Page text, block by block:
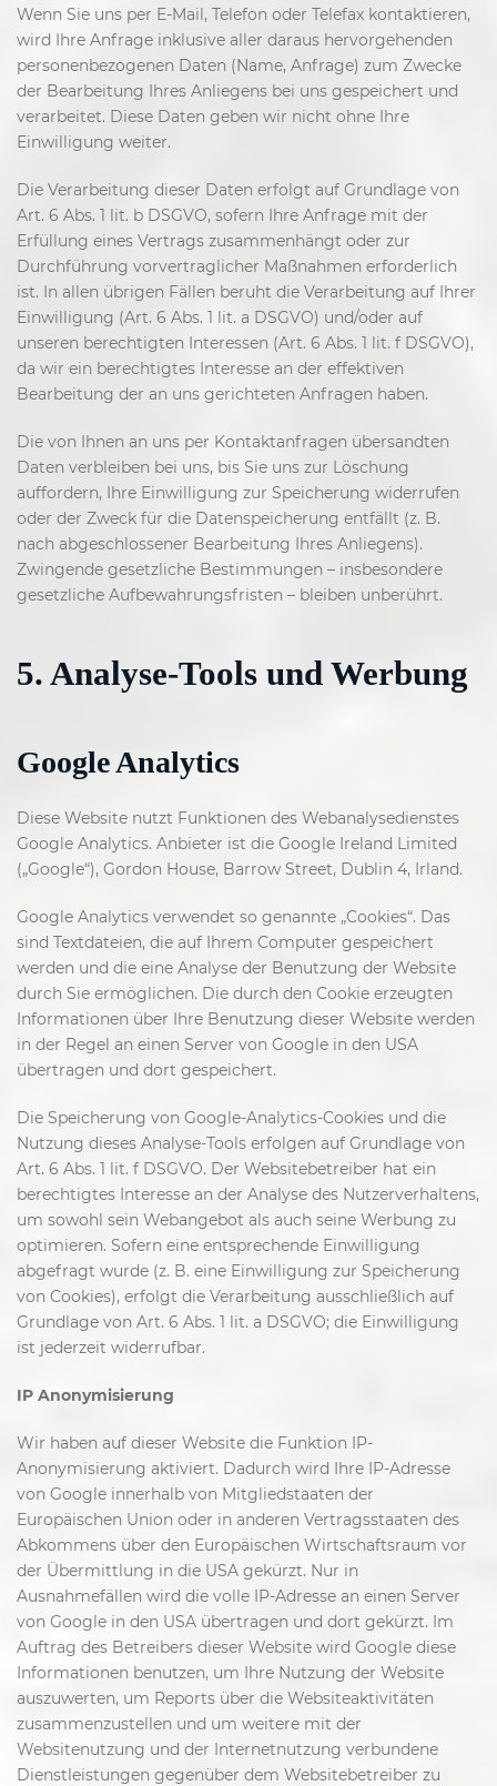
Wenn Sie uns per E-Mail, Telefon oder Telefax kontaktieren,
wird Ihre Anfrage inklusive aller daraus hervorgehenden
personenbezogenen Daten (Name, Anfrage) zum Zwecke
der Bearbeitung Ihres Anliegens bei uns gespeichert und
verarbeitet. Diese Daten geben wir nicht ohne Ihre
Einwilligung weiter.
Die Verarbeitung dieser Daten erfolgt auf Grundlage von
Art. 6 Abs. 1 lit. b DSGVO, sofern Ihre Anfrage mit der
Erfüllung eines Vertrags zusammenhängt oder zur
Durchführung vorvertraglicher Maßnahmen erforderlich
ist. In allen übrigen Fällen beruht die Verarbeitung auf Ihrer
Einwilligung (Art. 6 Abs. 1 lit. a DSGVO) und/oder auf
unseren berechtigten Interessen (Art. 6 Abs. 1 lit. f DSGVO),
da wir ein berechtigtes Interesse an der effektiven
Bearbeitung der an uns gerichteten Anfragen haben.
Die von Ihnen an uns per Kontaktanfragen übersandten
Daten verbleiben bei uns, bis Sie uns zur Löschung
auffordern, Ihre Einwilligung zur Speicherung widerrufen
oder der Zweck für die Datenspeicherung entfällt (z. B.
nach abgeschlossener Bearbeitung Ihres Anliegens).
Zwingende gesetzliche Bestimmungen – insbesondere
gesetzliche Aufbewahrungsfristen – bleiben unberührt.
5. Analyse-Tools und Werbung
Google Analytics
Diese Website nutzt Funktionen des Webanalysedienstes
Google Analytics. Anbieter ist die Google Ireland Limited
(„Google“), Gordon House, Barrow Street, Dublin 4, Irland.
Google Analytics verwendet so genannte „Cookies“. Das
sind Textdateien, die auf Ihrem Computer gespeichert
werden und die eine Analyse der Benutzung der Website
durch Sie ermöglichen. Die durch den Cookie erzeugten
Informationen über Ihre Benutzung dieser Website werden
in der Regel an einen Server von Google in den USA
übertragen und dort gespeichert.
Die Speicherung von Google-Analytics-Cookies und die
Nutzung dieses Analyse-Tools erfolgen auf Grundlage von
Art. 6 Abs. 1 lit. f DSGVO. Der Websitebetreiber hat ein
berechtigtes Interesse an der Analyse des Nutzerverhaltens,
um sowohl sein Webangebot als auch seine Werbung zu
optimieren. Sofern eine entsprechende Einwilligung
abgefragt wurde (z. B. eine Einwilligung zur Speicherung
von Cookies), erfolgt die Verarbeitung ausschließlich auf
Grundlage von Art. 6 Abs. 1 lit. a DSGVO; die Einwilligung
ist jederzeit widerrufbar.
IP Anonymisierung
Wir haben auf dieser Website die Funktion IP-
Anonymisierung aktiviert. Dadurch wird Ihre IP-Adresse
von Google innerhalb von Mitgliedstaaten der
Europäischen Union oder in anderen Vertragsstaaten des
Abkommens über den Europäischen Wirtschaftsraum vor
der Übermittlung in die USA gekürzt. Nur in
Ausnahmefällen wird die volle IP-Adresse an einen Server
von Google in den USA übertragen und dort gekürzt. Im
Auftrag des Betreibers dieser Website wird Google diese
Informationen benutzen, um Ihre Nutzung der Website
auszuwerten, um Reports über die Websiteaktivitäten
zusammenzustellen und um weitere mit der
Websitenutzung und der Internetnutzung verbundene
Dienstleistungen gegenüber dem Websitebetreiber zu